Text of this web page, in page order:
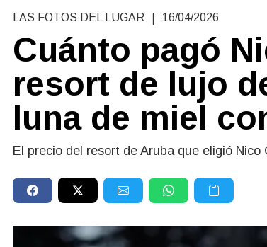
LAS FOTOS DEL LUGAR | 16/04/2026
Cuánto pagó
resort de lujo
luna de miel
El precio del resort de Aruba que eligió